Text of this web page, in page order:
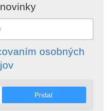
osobných
Pridať